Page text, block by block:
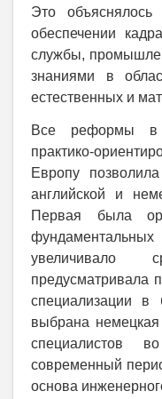
Это объяснялось
обеспечении
службы,
знаниями в
естественных и
Все реформы в
практико-
Европу
английской и
Первая была
увеличивало
предусматривала
специализации в
выбрана
специалистов
современный
основа